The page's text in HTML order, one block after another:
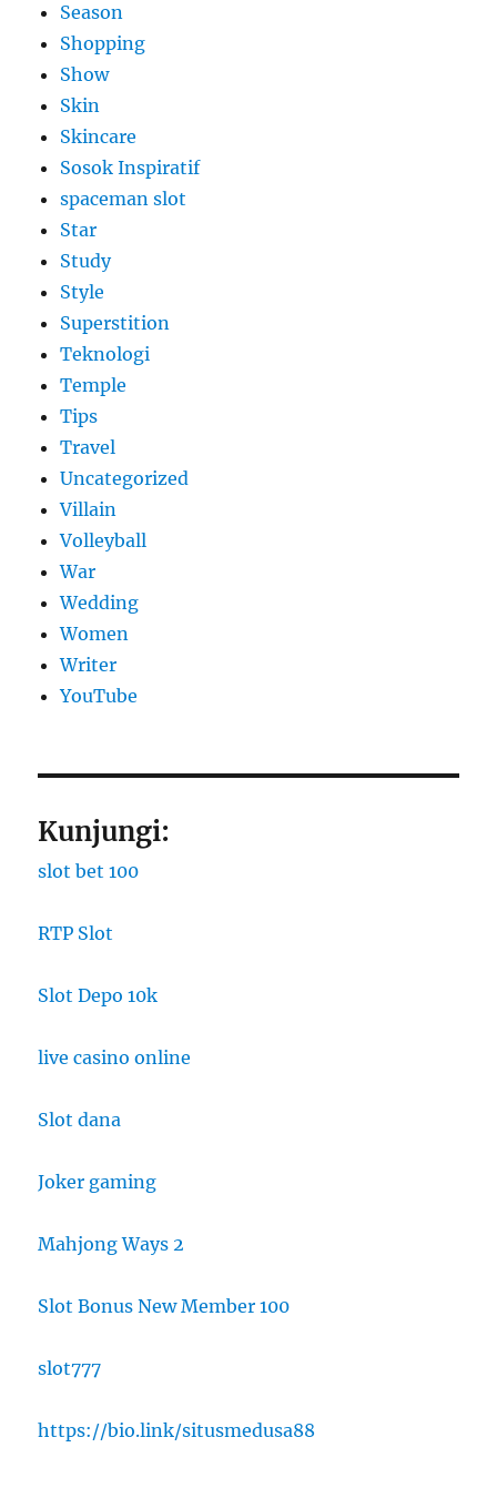
Season
Shopping
Show
Skin
Skincare
Sosok Inspiratif
spaceman slot
Star
Study
Style
Superstition
Teknologi
Temple
Tips
Travel
Uncategorized
Villain
Volleyball
War
Wedding
Women
Writer
YouTube
Kunjungi:
slot bet 100
RTP Slot
Slot Depo 10k
live casino online
Slot dana
Joker gaming
Mahjong Ways 2
Slot Bonus New Member 100
slot777
https://bio.link/situsmedusa88